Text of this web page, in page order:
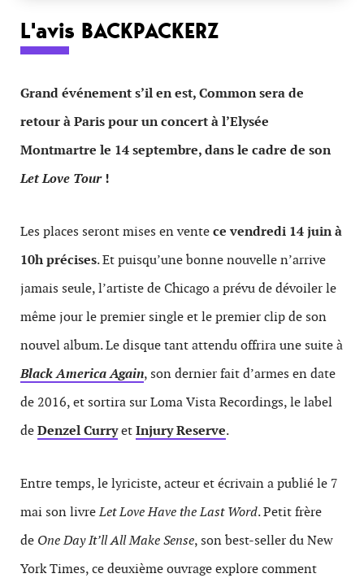
L'avis BACKPACKERZ
Grand événement s’il en est, Common sera de
retour à Paris pour un concert à l’Elysée
Montmartre le 14 septembre, dans le cadre de son
Let Love Tour!
Les places seront mises en ventece vendredi 14 juin à
10h précises. Et puisqu’une bonne nouvelle n’arrive
jamais seule, l’artiste de Chicago a prévu de dévoiler le
même jour le premier single et le premier clip de son
nouvel album. Le disque tant attendu offrira une suite à
Black America Again, son dernier fait d’armes en date
de 2016, et sortira sur Loma Vista Recordings, le label
deDenzel CurryetInjury Reserve.
Entre temps, le lyriciste, acteur et écrivain a publié le 7
mai son livreLet Love Have the Last Word. Petit frère
de One Day It’ll All Make Sense, son best-seller du New
York Times, ce deuxième ouvrage explore comment